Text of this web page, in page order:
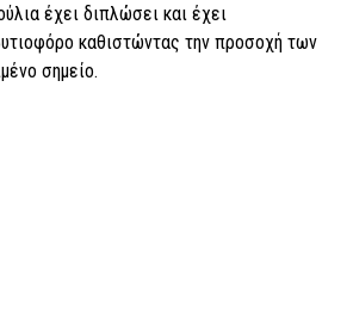
έχει διπλώσει και έχει
καθιστώντας την προσοχή των
σημείο.